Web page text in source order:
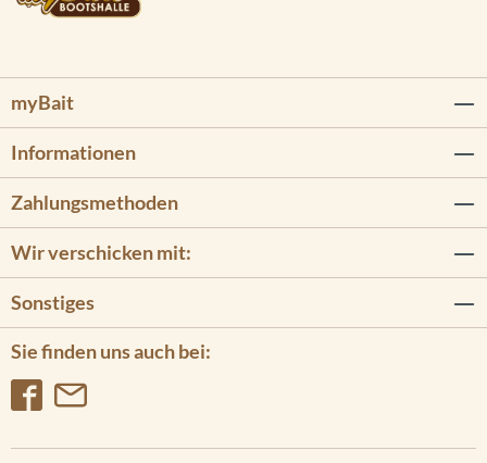
myBait
Informationen
Sie finden uns auch bei:
Zahlungsmethoden
Wir verschicken mit:
Sonstiges